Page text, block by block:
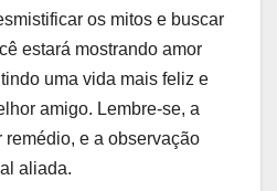
os mitos e buscar
estará mostrando amor
uma vida mais feliz e
amigo. Lembre-se, a
remédio, e a observação
aliada.